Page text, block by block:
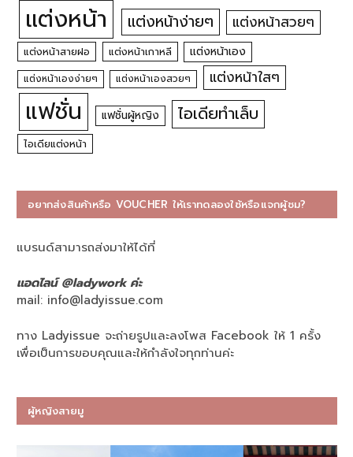
แต่งหน้า แต่งหน้าง่ายๆ แต่งหน้าสวยๆ
แต่งหน้าสายฝอ แต่งหน้าเกาหลี แต่งหน้าเอง
แต่งหน้าเองง่ายๆ แต่งหน้าเองสวยๆ แต่งหน้าใสๆ
แฟชั่น แฟชั่นผู้หญิง ไอเดียทำเล็บ
ไอเดียแต่งหน้า
อยากส่งสินค้าหรือ VOUCHER ให้เราทดลองใช้หรือแจกผู้ชม?
แบรนด์สามารถส่งมาให้ได้ที่
แอดไลน์ @ladywork ค่ะ
mail: info@ladyissue.com
ทาง Ladyissue จะถ่ายรูปและลงโพส Facebook ให้ 1 ครั้ง
เพื่อเป็นการขอบคุณและให้กำลังใจทุกท่านค่ะ
ผู้หญิงสายมู